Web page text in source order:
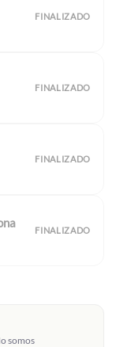
FINALIZADO
FINALIZADO
FINALIZADO
FINALIZADO
somos